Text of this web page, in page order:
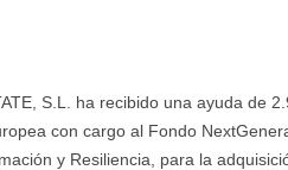
S.L. ha recibido una ayuda de
con cargo al Fondo
y Resiliencia, para la